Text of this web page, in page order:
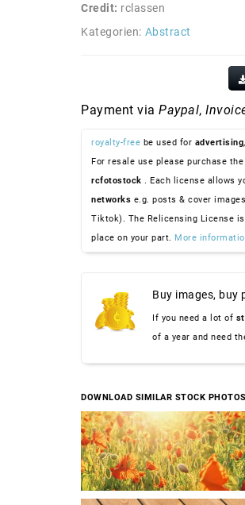
Credit: rclassen
Kategorien: Abstract
Payment via Paypal,
royalty-free be used for advertising,
For resale use please purchase
rcfotostock . Each license allows
networks e.g. posts & cover
Tiktok). The Relicensing License
place on your part. More
Buy images,
If you need a lot of
of a year and need
DOWNLOAD SIMILAR STOCK